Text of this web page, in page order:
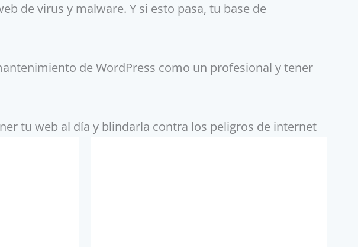
de virus y malware. Y si esto pasa, tu base de
de WordPress como un profesional y tener
tu web al día y blindarla contra los peligros de internet